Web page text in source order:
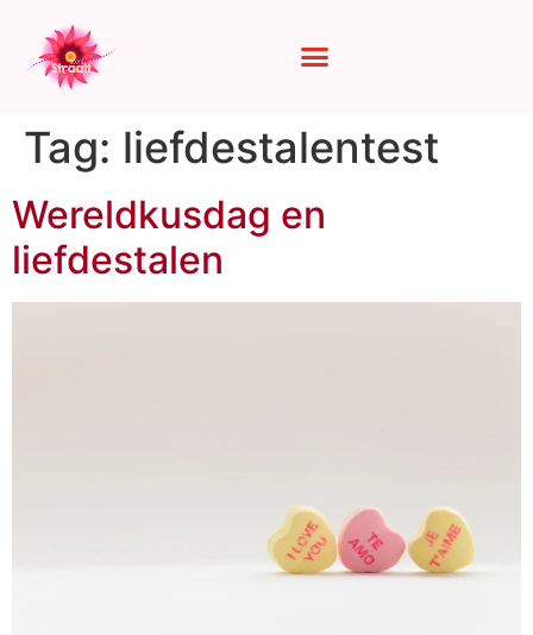
Tag: liefdestalentest
Wereldkusdag en
liefdestalen